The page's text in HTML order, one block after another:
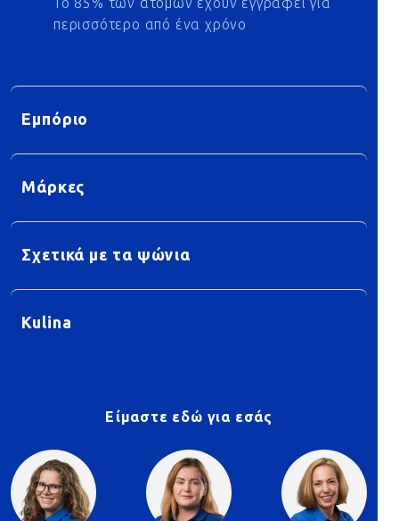
περισσότερο από ένα χρόνο
Εμπόριο
Μάρκες
Σχετικά με τα ψώνια
Kulina
Είμαστε εδώ για εσάς